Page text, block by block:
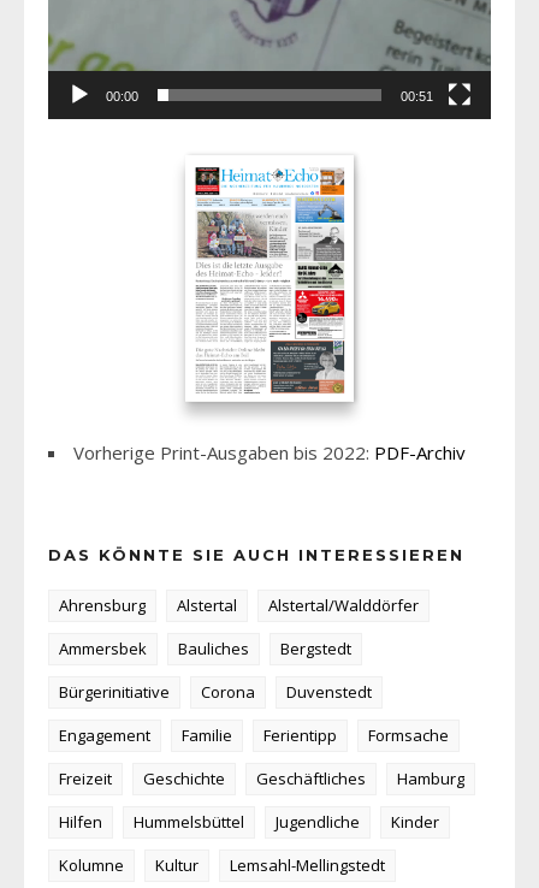
00:00 00:51
Vorherige Print-Ausgaben bis 2022: PDF-Archiv
DAS KÖNNTE SIE AUCH INTERESSIEREN
Ahrensburg Alstertal
Alstertal/Walddörfer
Ammersbek
Bauliches
Bergstedt
Bürgerinitiative
Corona
Duvenstedt
Engagement
Familie Ferientipp
Formsache
Freizeit
Geschichte Geschäftliches
Hamburg
Hilfen
Hummelsbüttel Jugendliche
Kinder
Kolumne
Kultur
Lemsahl-Mellingstedt